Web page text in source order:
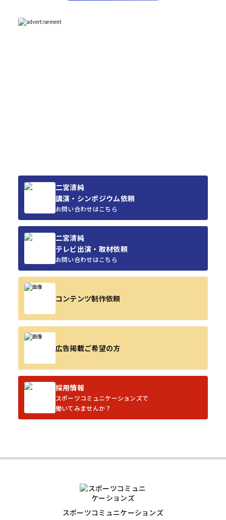
二宮清純
講演・シンポジウム依頼
お問い合わせはこちら
二宮清純
テレビ出演・取材依頼
お問い合わせはこちら
コンテンツ制作依頼
広告掲載ご希望の方
採用情報
スポーツコミュニケーションズで
働いてみませんか？
スポーツコミュニケーションズ